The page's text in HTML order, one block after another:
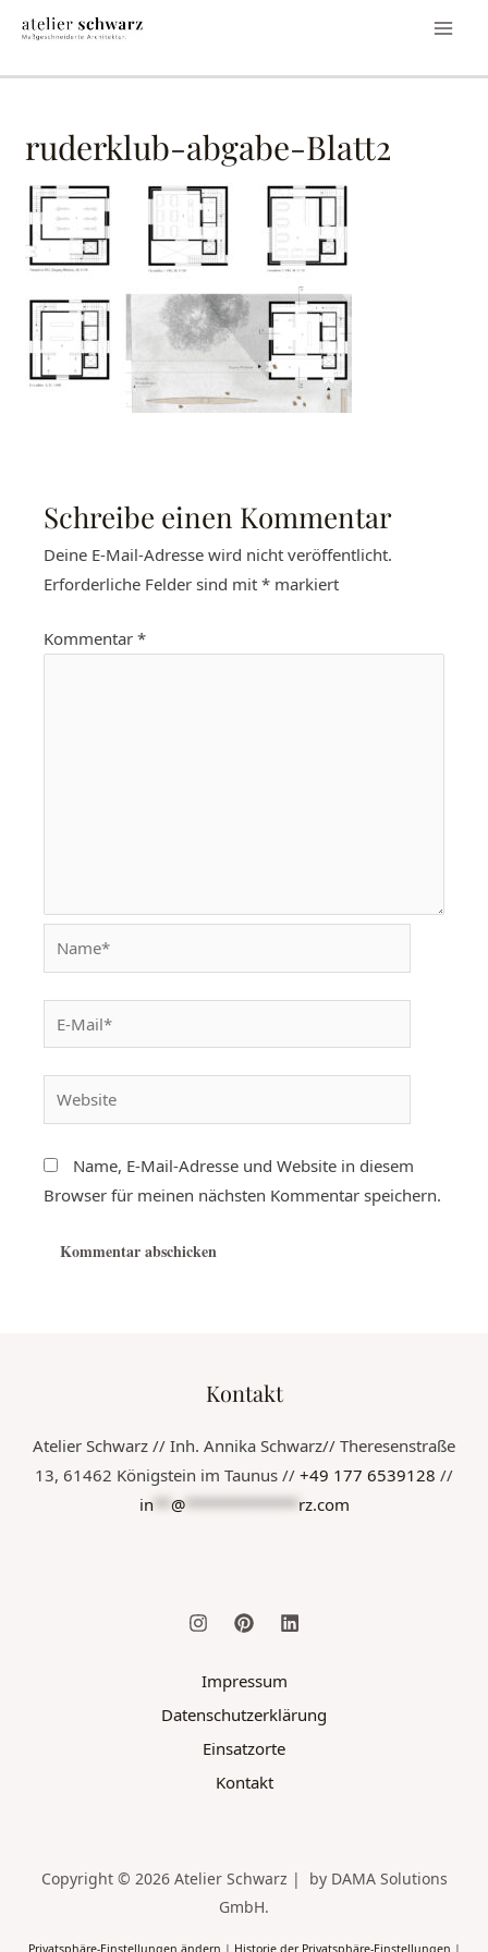
ruderklub-abgabe-Blatt2
Schreibe einen Kommentar
Deine E-Mail-Adresse wird nicht veröffentlicht.
Erforderliche Felder sind mit* markiert
Kommentar*
Name, E-Mail-Adresse und Website in diesem
Browser für meinen nächsten Kommentar speichern.
Kontakt
Atelier Schwarz // Inh. Annika Schwarz// Theresenstraße
13, 61462 Königstein im Taunus // +49 177 6539128 //
in ** @************* rz.com
Impressum
Datenschutzerklärung
Einsatzorte
Kontakt
Copyright © 2026 Atelier Schwarz | by DAMA Solutions
GmbH.
Privatsphäre-Einstellungen ändern | Historie der Privatsphäre-Einstellungen |